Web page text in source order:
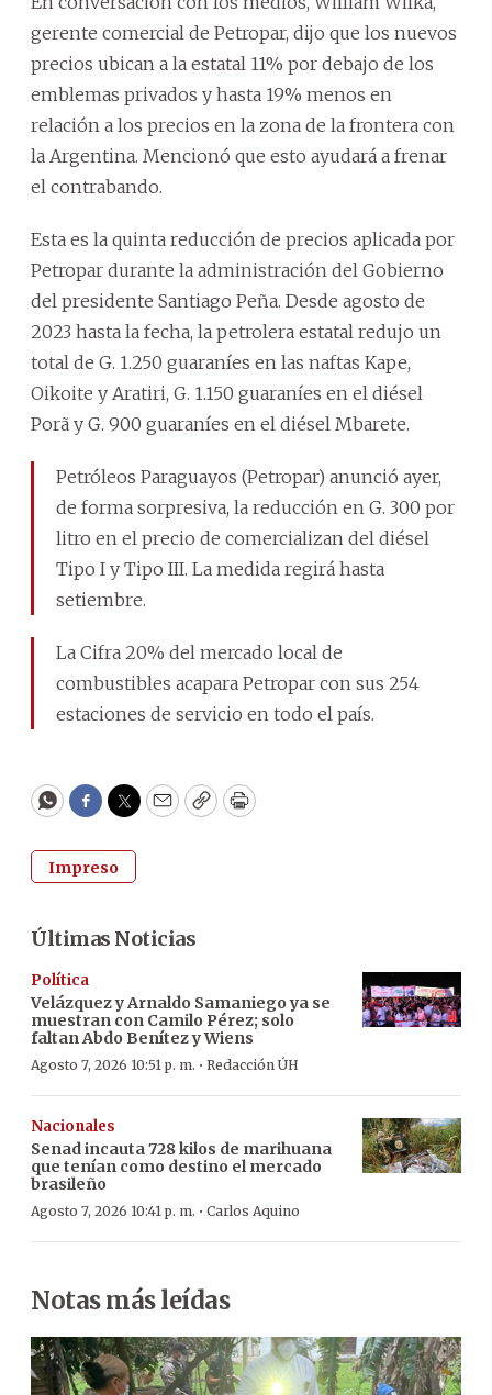
gerente comercial de Petropar, dijo que los nuevos
precios ubican a la estatal 11% por debajo de los
emblemas privados y hasta 19% menos en
relación a los precios en la zona de la frontera con
la Argentina. Mencionó que esto ayudará a frenar
el contrabando.
Esta es la quinta reducción de precios aplicada por
Petropar durante la administración del Gobierno
del presidente Santiago Peña. Desde agosto de
2023 hasta la fecha, la petrolera estatal redujo un
total de G. 1.250 guaraníes en las naftas Kape,
Oikoite y Aratiri, G. 1.150 guaraníes en el diésel
Porã y G. 900 guaraníes en el diésel Mbarete.
Petróleos Paraguayos (Petropar) anunció ayer,
de forma sorpresiva, la reducción en G. 300 por
litro en el precio de comercializan del diésel
Tipo I y Tipo III. La medida regirá hasta
setiembre.
La Cifra 20% del mercado local de
combustibles acapara Petropar con sus 254
estaciones de servicio en todo el país.
WhatsApp
Facebook
Twitter
EmailCopyPrint
Impreso
Últimas Noticias
Política
Velázquez y Arnaldo Samaniego ya se
muestran con Camilo Pérez; solo
faltan Abdo Benítez y Wiens
Agosto 7, 2026 10:51 p. m. · Redacción ÚH
Nacionales
Senad incauta 728 kilos de marihuana
que tenían como destino el mercado
brasileño
Agosto 7, 2026 10:41 p. m. · Carlos Aquino
Notas más leídas